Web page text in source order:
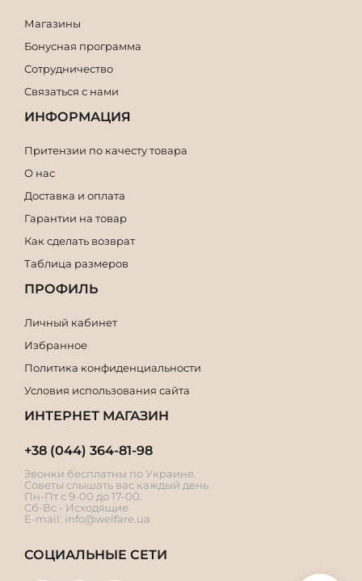
Магазины
Бонусная программа
Сотрудничество
Связаться с нами
ИНФОРМАЦИЯ
Притензии по качесту товара
О нас
Доставка и оплата
Гарантии на товар
Как сделать возврат
Таблица размеров
ПРОФИЛЬ
Личный кабинет
Избранное
Политика конфиденциальности
Условия использования сайта
ИНТЕРНЕТ МАГАЗИН
+38 (044) 364-81-98
Звонки бесплатны по Украине.
Советы слышать вас каждый день
Пн-Пт с 9-00 до 17-00.
Сб-Вс - Исходящие
E-mail: info@welfare.ua
СОЦИАЛЬНЫЕ СЕТИ